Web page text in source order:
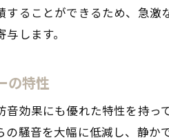
地域の特性を活かした住環
ロースファイバーの環境への
環境負荷を低減する断熱材の
持続可能な建材としての未来
エネルギー効率の向上に貢
ることができるため、急
します。
の特性
効果にも優れた特性を持っ
騒音を大幅に低減し、静